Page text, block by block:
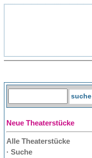
Neue Theaterstücke
Alle Theaterstücke
· Suche